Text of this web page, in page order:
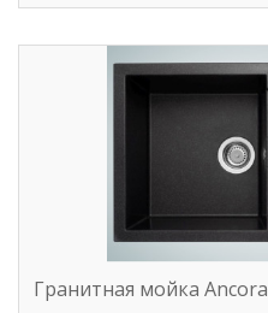
Гранитная мойка Ancora